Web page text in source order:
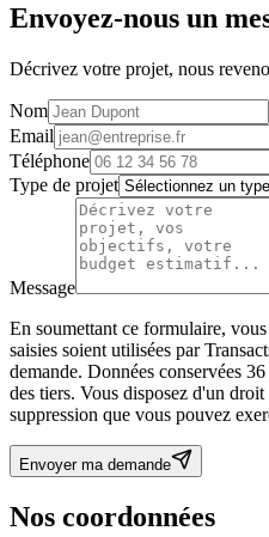
Envoyez-nous un
Décrivez votre projet, nous
Nom
Email
Téléphone
Type de projet
Message
En soumettant ce formulaire,
saisies soient utilisées par
demande. Données conservées
des tiers. Vous disposez d'un
suppression que vous pouvez
Envoyer ma demande
Nos coordonnées